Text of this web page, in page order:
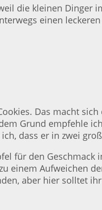
die kleinen Dinger
einen
Das macht
Grund empfehle
dass er in zwei
für den Geschmack
einem Aufweichen
aber hier solltet